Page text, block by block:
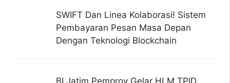
SWIFT Dan Linea Kolaborasi! Sistem
Pembayaran Pesan Masa Depan
Dengan Teknologi Blockchain
BI Jatim Pemprov Gelar HLM TPID,